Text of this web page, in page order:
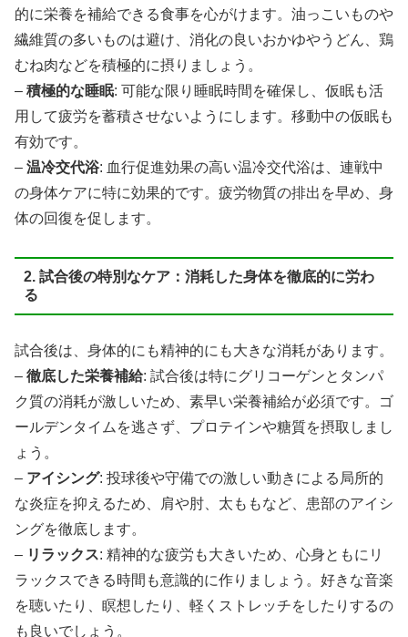
的に栄養を補給できる食事を心がけます。油っこいものや
繊維質の多いものは避け、消化の良いおかゆやうどん、鶏
むね肉などを積極的に摂りましょう。
– 積極的な睡眠: 可能な限り睡眠時間を確保し、仮眠も活
用して疲労を蓄積させないようにします。移動中の仮眠も
有効です。
– 温冷交代浴: 血行促進効果の高い温冷交代浴は、連戦中
の身体ケアに特に効果的です。疲労物質の排出を早め、身
体の回復を促します。
2. 試合後の特別なケア：消耗した身体を徹底的に労わ
る
試合後は、身体的にも精神的にも大きな消耗があります。
– 徹底した栄養補給: 試合後は特にグリコーゲンとタンパ
ク質の消耗が激しいため、素早い栄養補給が必須です。ゴ
ールデンタイムを逃さず、プロテインや糖質を摂取しまし
ょう。
– アイシング: 投球後や守備での激しい動きによる局所的
な炎症を抑えるため、肩や肘、太ももなど、患部のアイシ
ングを徹底します。
– リラックス: 精神的な疲労も大きいため、心身ともにリ
ラックスできる時間も意識的に作りましょう。好きな音楽
を聴いたり、瞑想したり、軽くストレッチをしたりするの
も良いでしょう。